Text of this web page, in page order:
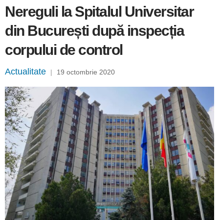
Nereguli la Spitalul Universitar
din București după inspecția
corpului de control
Actualitate | 19 octombrie 2020